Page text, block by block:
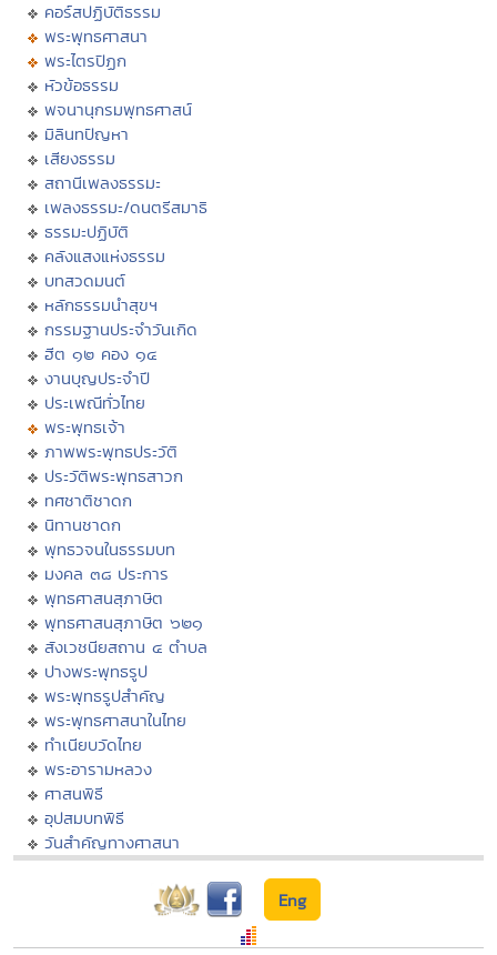
คอร์สปฏิบัติธรรม
พระพุทธศาสนา
พระไตรปิฏก
หัวข้อธรรม
พจนานุกรมพุทธศาสน์
มิลินทปัญหา
เสียงธรรม
สถานีเพลงธรรมะ
เพลงธรรมะ/ดนตรีสมาธิ
ธรรมะปฏิบัติ
คลังแสงแห่งธรรม
บทสวดมนต์
หลักธรรมนำสุขฯ
กรรมฐานประจำวันเกิด
ฮีต ๑๒ คอง ๑๔
งานบุญประจำปี
ประเพณีทั่วไทย
พระพุทธเจ้า
ภาพพระพุทธประวัติ
ประวัติพระพุทธสาวก
ทศชาติชาดก
นิทานชาดก
พุทธวจนในธรรมบท
มงคล ๓๘ ประการ
พุทธศาสนสุภาษิต
พุทธศาสนสุภาษิต ๖๒๑
สังเวชนียสถาน ๔ ตำบล
ปางพระพุทธรูป
พระพุทธรูปสำคัญ
พระพุทธศาสนาในไทย
ทำเนียบวัดไทย
พระอารามหลวง
ศาสนพิธี
อุปสมบทพิธี
วันสำคัญทางศาสนา
Eng